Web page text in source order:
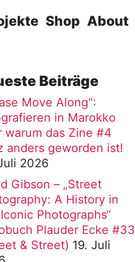
Shop About
Beiträge
Move Along“:
in Marokko
warum das Zine #4
anders geworden ist!
2026
Gibson – „Street
A History in
Photographs“
Plauder Ecke #33
& Street) 19. Juli